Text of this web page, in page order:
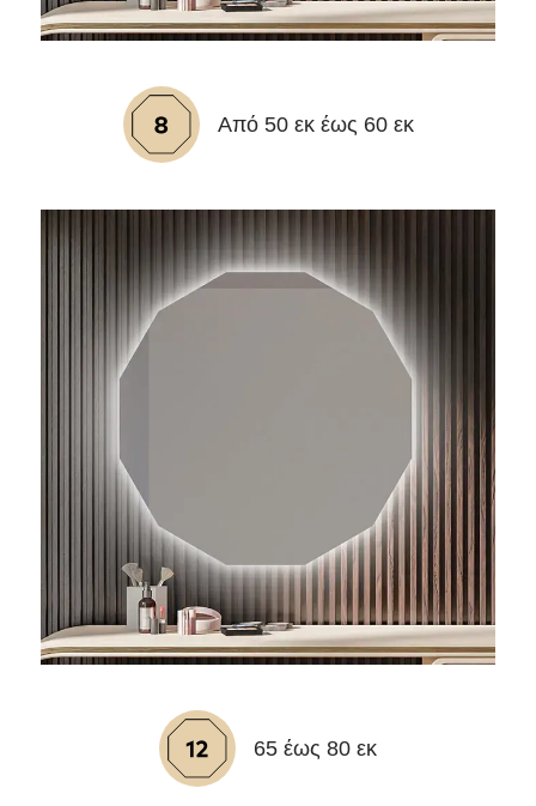
Από 50 εκ έως 60 εκ
65 έως 80 εκ